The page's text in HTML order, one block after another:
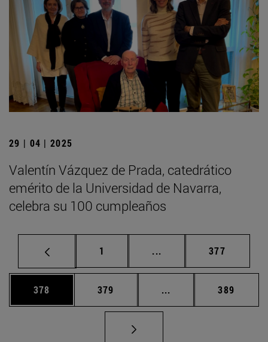
29 | 04 | 2025
Valentín Vázquez de Prada, catedrático
emérito de la Universidad de Navarra,
celebra su 100 cumpleaños
Página
1 ... Páginas intermedias
Página
377
Página
378 Página
379 ... Páginas intermedias
Página
389